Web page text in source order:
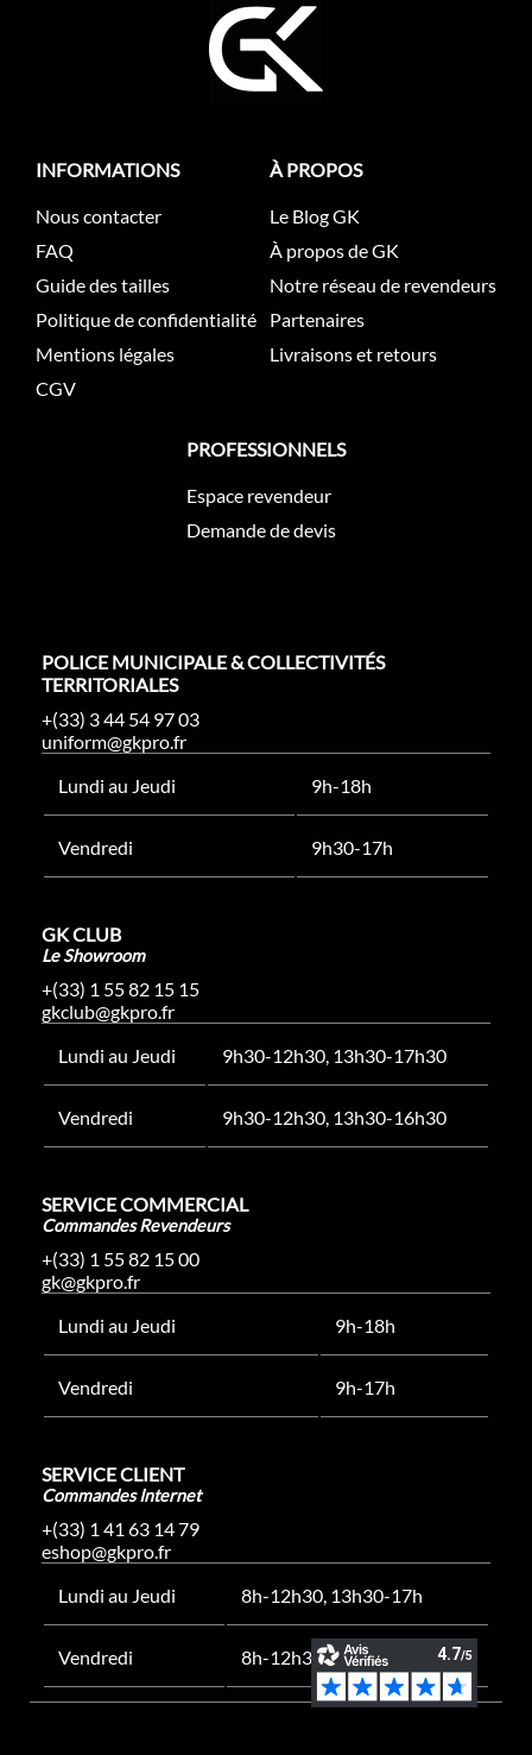
INFORMATIONS
Nous contacter
FAQ
Guide des tailles
Politique de confidentialité
Mentions légales
CGV
À PROPOS
Le Blog GK
À propos de GK
Notre réseau de revendeurs
Partenaires
Livraisons et retours
PROFESSIONNELS
Espace revendeur
Demande de devis
POLICE MUNICIPALE & COLLECTIVITÉS
TERRITORIALES
+(33) 3 44 54 97 03
uniform@gkpro.fr
Lundi au Jeudi
9h-18h
Vendredi 9h30-17h
GK CLUB
Le Showroom
+(33) 1 55 82 15 15
gkclub@gkpro.fr
Lundi au Jeudi
9h30-12h30, 13h30-17h30
Vendredi 9h30-12h30, 13h30-16h30
SERVICE COMMERCIAL
Commandes Revendeurs
+(33) 1 55 82 15 00
gk@gkpro.fr
Lundi au Jeudi
9h-18h
Vendredi 9h-17h
SERVICE CLIENT
Commandes Internet
+(33) 1 41 63 14 79
eshop@gkpro.fr
Lundi au Jeudi
8h-12h30, 13h30-17h
Vendredi 8h-12h30, 13h30-16h